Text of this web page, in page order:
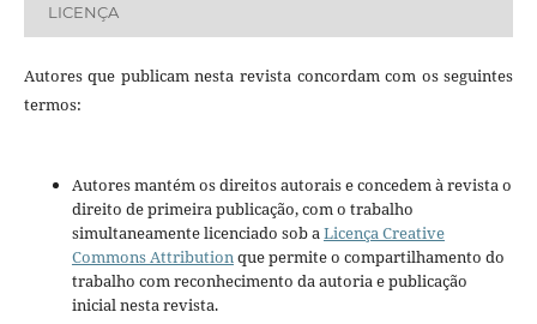
LICENÇA
Autores que publicam nesta revista concordam com os seguintes
termos:
Autores mantém os direitos autorais e concedem à revista o
direito de primeira publicação, com o trabalho
simultaneamente licenciado sob a Licença Creative
Commons Attribution que permite o compartilhamento do
trabalho com reconhecimento da autoria e publicação
inicial nesta revista.